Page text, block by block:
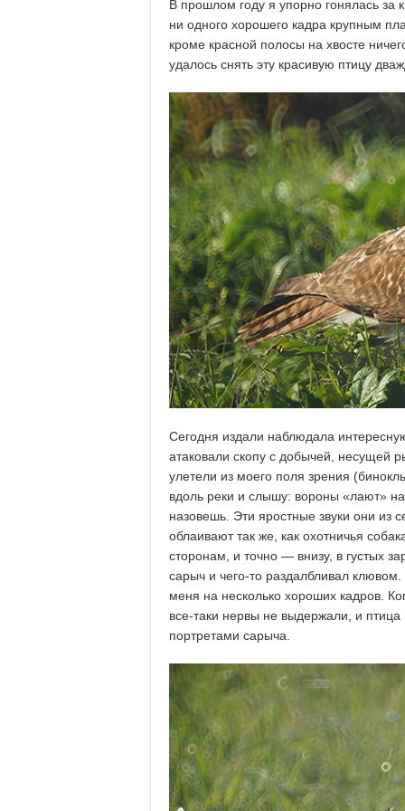
В прошлом году я упорно гонялась за
ни одного хорошего кадра крупным
кроме красной полосы на хвосте
удалось снять эту красивую птицу
Сегодня издали наблюдала
атаковали скопу с добычей, несущей
улетели из моего поля зрения
вдоль реки и слышу: вороны «лают»
назовешь. Эти яростные звуки они из
облаивают так же, как охотничья
сторонам, и точно — внизу, в густых
сарыч и чего-то раздалбливал
меня на несколько хороших кадров.
все-таки нервы не выдержали, и
портретами сарыча.